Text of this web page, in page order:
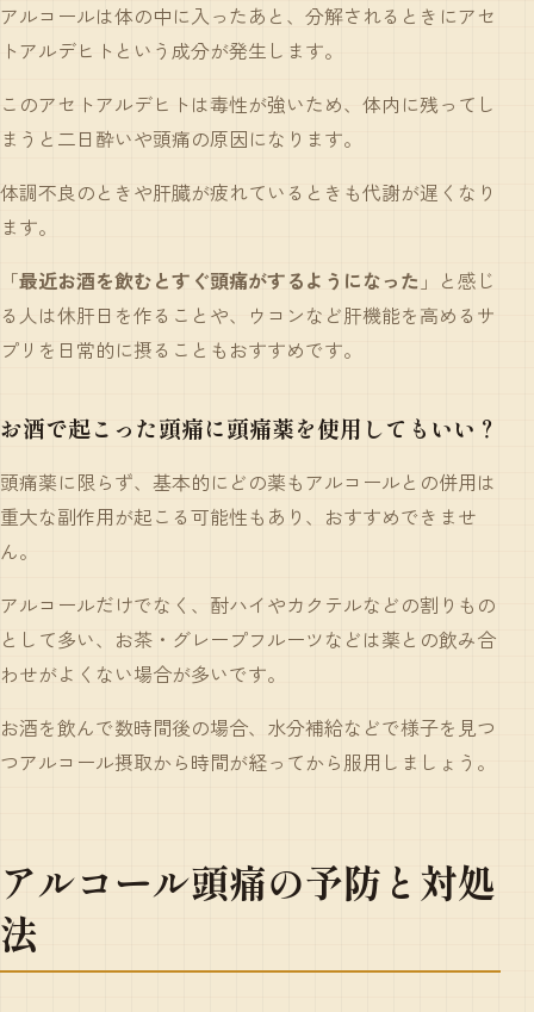
アルコールは体の中に入ったあと、分解されるときにアセ
トアルデヒトという成分が発生します。
このアセトアルデヒトは毒性が強いため、体内に残ってし
まうと二日酔いや頭痛の原因になります。
体調不良のときや肝臓が疲れているときも代謝が遅くなり
ます。
「最近お酒を飲むとすぐ頭痛がするようになった 」と感じ
る人は休肝日を作ることや、ウコンなど肝機能を高めるサ
プリを日常的に摂ることもおすすめです。
お酒で起こった頭痛に頭痛薬を使用してもいい？
頭痛薬に限らず、基本的にどの薬もアルコールとの併用は
重大な副作用が起こる可能性もあり、おすすめできませ
ん。
アルコールだけでなく、酎ハイやカクテルなどの割りもの
として多い、お茶・グレープフルーツなどは薬との飲み合
わせがよくない場合が多いです。
お酒を飲んで数時間後の場合、水分補給などで様子を見つ
つアルコール摂取から時間が経ってから服用しましょう。
アルコール頭痛の予防と対処
法